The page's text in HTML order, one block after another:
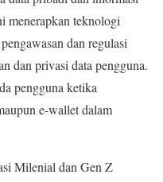
menerapkan teknologi
dan regulasi
dan privasi data pengguna.
pengguna ketika
e-wallet dalam
Milenial dan Gen Z